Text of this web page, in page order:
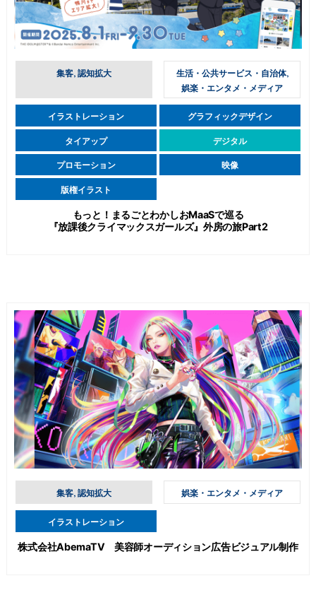
集客, 認知拡大
生活・公共サービス・自治体,
娯楽・エンタメ・メディア
イラストレーション グラフィックデザイン
タイアップ デジタル
プロモーション 映像
版権イラスト
もっと！まるごとわかしおMaaSで巡る
『放課後クライマックスガールズ』外房の旅Part2
集客, 認知拡大 娯楽・エンタメ・メディア
イラストレーション
株式会社AbemaTV 美容師オーディション広告ビジュアル制作